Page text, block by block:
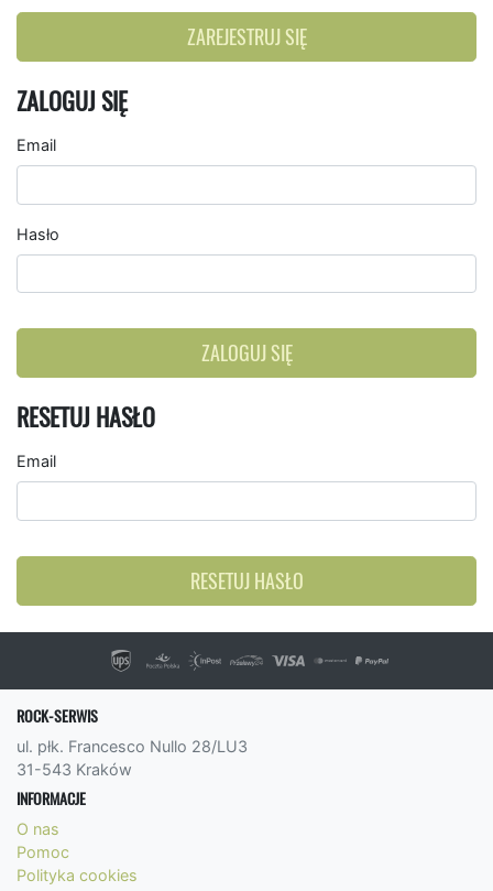
ZAREJESTRUJ SIĘ
ZALOGUJ SIĘ
Email
Hasło
ZALOGUJ SIĘ
RESETUJ HASŁO
Email
RESETUJ HASŁO
ROCK-SERWIS
ul. płk. Francesco Nullo 28/LU3
31-543 Kraków
INFORMACJE
O nas
Pomoc
Polityka cookies